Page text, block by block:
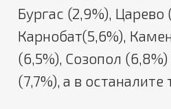
Бургас (2,9%), Царево
Карнобат(5,6%),
(6,5%), Созопол
(7,7%), а в